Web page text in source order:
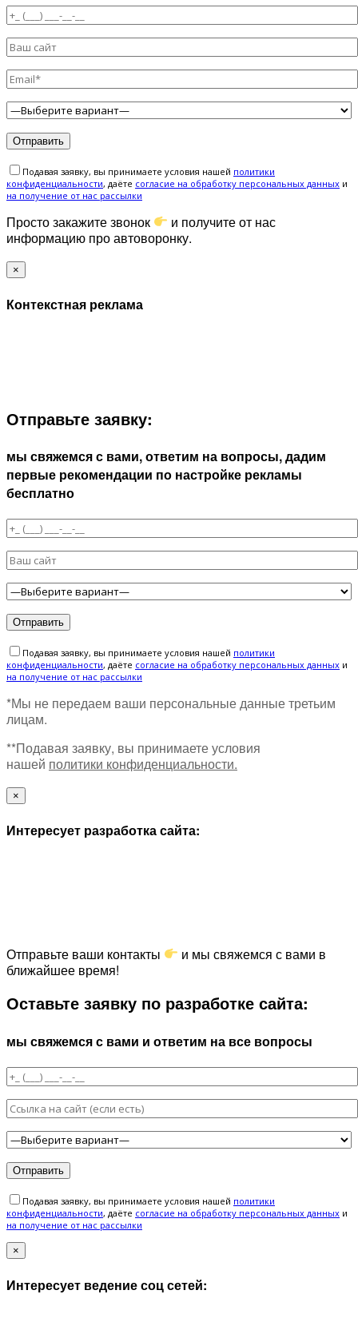
Подавая заявку, вы принимаете условия нашей политики
конфиденциальности, даёте cогласие на обработку персональных данных и
на получение от нас рассылки
Просто закажите звонок
и получите от нас
информацию про автоворонку.
×
Контекстная реклама
Отправьте заявку:
мы свяжемся с вами, ответим на вопросы, дадим
первые рекомендации по настройке рекламы
бесплатно
Подавая заявку, вы принимаете условия нашей политики
конфиденциальности, даёте cогласие на обработку персональных данных и
на получение от нас рассылки
*Мы не передаем ваши персональные данные третьим
лицам.
**Подавая заявку, вы принимаете условия
нашей политики конфиденциальности.
×
Интересует разработка сайта:
Отправьте ваши контакты
и мы свяжемся с вами в
ближайшее время!
Оставьте заявку по разработке сайта:
мы свяжемся с вами и ответим на все вопросы
Подавая заявку, вы принимаете условия нашей политики
конфиденциальности, даёте cогласие на обработку персональных данных и
на получение от нас рассылки
×
Интересует ведение соц сетей: